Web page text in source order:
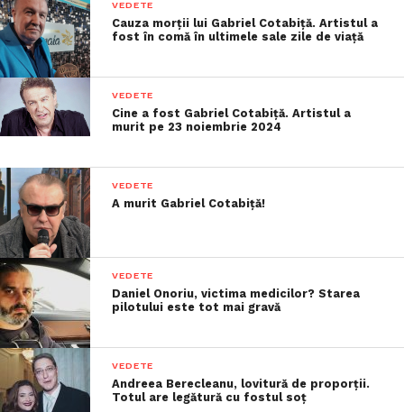
VEDETE
Cauza morții lui Gabriel Cotabiță. Artistul a
fost în comă în ultimele sale zile de viață
VEDETE
Cine a fost Gabriel Cotabiță. Artistul a
murit pe 23 noiembrie 2024
VEDETE
A murit Gabriel Cotabiță!
VEDETE
Daniel Onoriu, victima medicilor? Starea
pilotului este tot mai gravă
VEDETE
Andreea Berecleanu, lovitură de proporții.
Totul are legătură cu fostul soț